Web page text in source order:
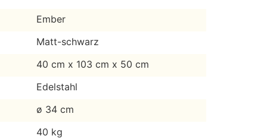
Ember
Matt-schwarz
40 cm x 103 cm x 50 cm
Edelstahl
ø 34 cm
40 kg